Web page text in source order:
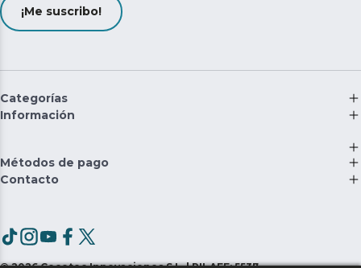
¡Me suscribo!
Categorías
Información
Métodos de pago
Contacto